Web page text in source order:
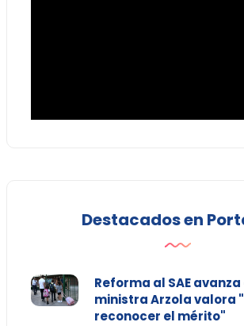
Destacados en
Reforma al SAE
ministra Arzola valora
reconocer el mérito"